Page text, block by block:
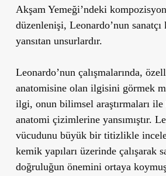
Akşam Yemeği’ndeki
düzenlenişi, Leonardo’nun
yansıtan unsurlardır.
Leonardo’nun çalışmalarında,
anatomisine olan ilgisini görmek
ilgi, onun bilimsel araştırmaları
anatomi çizimlerine yansımıştır.
vücudunu büyük bir titizlikle
kemik yapıları üzerinde çalışarak
doğruluğun önemini ortaya